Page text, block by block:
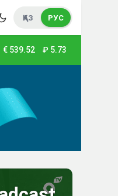
ҚАЗ РУС
€ 539.52 ₽ 5.73